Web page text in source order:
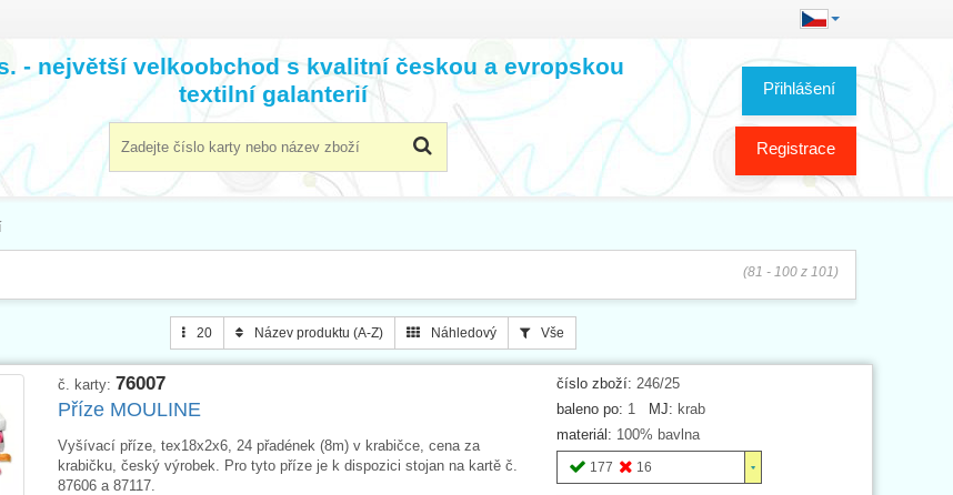
Přihlášení
Registrace
- největší velkoobchod s kvalitní českou a evropskou
textilní galanterií
(81 - 100 z 101)
20 Název produktu (A-Z) Náhledový Vše
číslo zboží: 246/25
baleno po: 1 MJ: krab
materiál: 100% bavlna
177 16
č. karty: 76007
Příze MOULINE
Vyšívací příze, tex18x2x6, 24 přadének (8m) v krabičce, cena za
krabičku, český výrobek. Pro tyto příze je k dispozici stojan na kartě č.
87606 a 87117.